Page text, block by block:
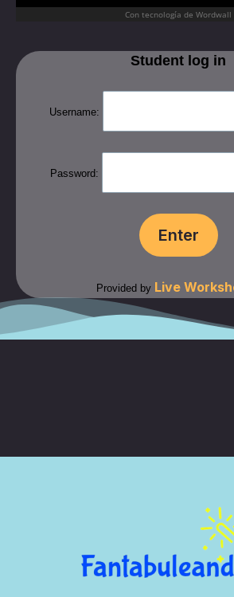
Student log in
Username:
Password:
Provided by Live